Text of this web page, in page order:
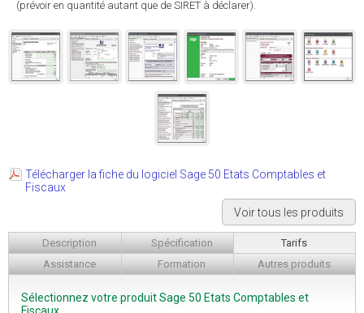
(prévoir en quantité autant que de SIRET à déclarer).
Télécharger la fiche du logiciel Sage 50 Etats Comptables et
Fiscaux
Voir tous les produits
Description Spécification
Tarifs
Assistance
Formation Autres produits
Sélectionnez votre produit Sage 50 Etats Comptables et